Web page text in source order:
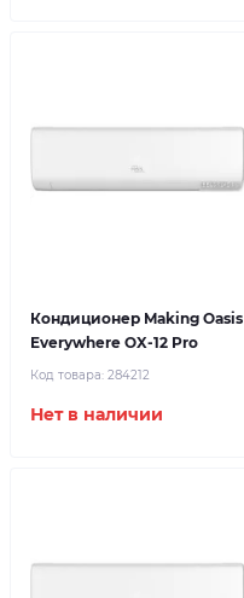
Кондиционер Making Oasis
Everywhere OX-12 Pro
Код товара: 284212
Нет в наличии